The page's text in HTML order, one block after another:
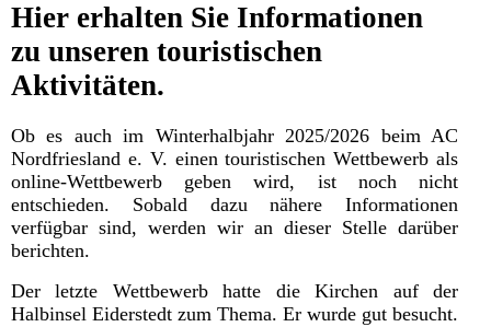
Hier erhalten Sie Informationen
zu unseren touristischen
Aktivitäten.
Ob es auch im Winterhalbjahr 2025/2026 beim AC
Nordfriesland e. V. einen touristischen Wettbewerb als
online-Wettbewerb geben wird, ist noch nicht
entschieden. Sobald dazu nähere Informationen
verfügbar sind, werden wir an dieser Stelle darüber
berichten.
Der letzte Wettbewerb hatte die Kirchen auf der
Halbinsel Eiderstedt zum Thema. Er wurde gut besucht.